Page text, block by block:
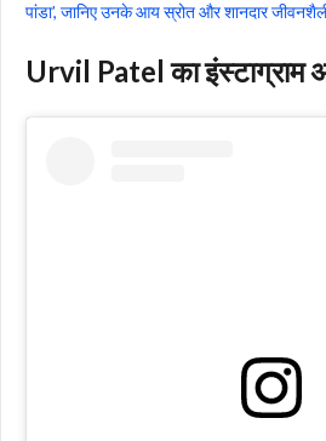
पांडा’, जानिए उनके आय स्रोत और शानदार
Urvil Patel का इंस्टाग्राम